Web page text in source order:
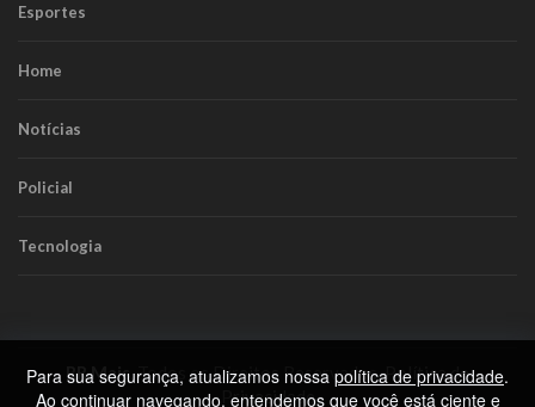
Esportes
Home
Notícias
Policial
Tecnologia
RR Mais. Todos os Direitos Reservados.Política de
Privacidade
Para sua segurança, atualizamos nossa política de privacidade.
Ao continuar navegando, entendemos que você está ciente e